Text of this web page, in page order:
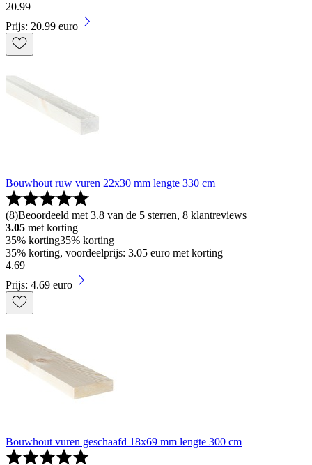
20.99
Prijs: 20.99 euro
Bouwhout ruw vuren 22x30 mm lengte 330 cm
(8)Beoordeeld met 3.8 van de 5 sterren, 8 klantreviews
3.05 met korting
35% korting35% korting
35% korting, voordeelprijs: 3.05 euro met korting
4.69
Prijs: 4.69 euro
Bouwhout vuren geschaafd 18x69 mm lengte 300 cm